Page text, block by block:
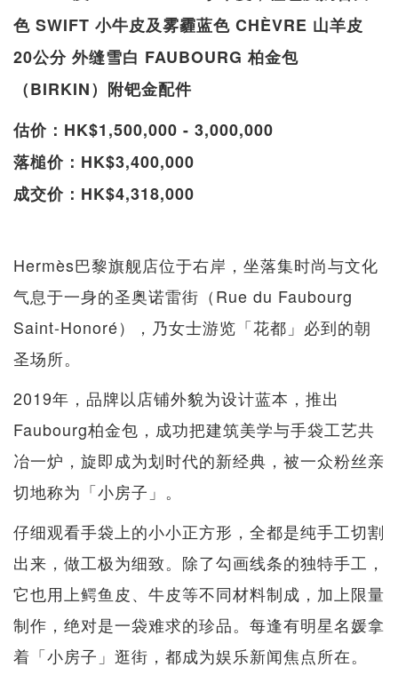
色 SWIFT 小牛皮及雾霾蓝色 CHÈVRE 山羊皮
20公分 外缝雪白 FAUBOURG 柏金包
（BIRKIN）附钯金配件
估价：HK$1,500,000 - 3,000,000
落槌价：HK$3,400,000
成交价：HK$4,318,000
Hermès巴黎旗舰店位于右岸，坐落集时尚与文化
气息于一身的圣奥诺雷街（Rue du Faubourg
Saint-Honoré），乃女士游览「花都」必到的朝
圣场所。
2019年，品牌以店铺外貌为设计蓝本，推出
Faubourg柏金包，成功把建筑美学与手袋工艺共
冶一炉，旋即成为划时代的新经典，被一众粉丝亲
切地称为「小房子」。
仔细观看手袋上的小小正方形，全都是纯手工切割
出来，做工极为细致。除了勾画线条的独特手工，
它也用上鳄鱼皮、牛皮等不同材料制成，加上限量
制作，绝对是一袋难求的珍品。每逢有明星名媛拿
着「小房子」逛街，都成为娱乐新闻焦点所在。